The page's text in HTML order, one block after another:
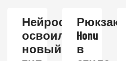
Нейросеть
освоила
новый
Рюкзак
Honu
в